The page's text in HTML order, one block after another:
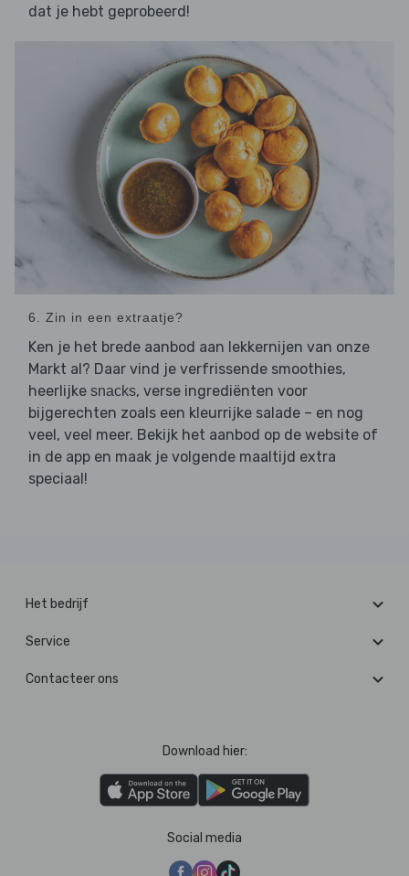
dat je hebt geprobeerd!
6. Zin in een extraatje?
Ken je het brede aanbod aan lekkernijen van onze
Markt al? Daar vind je verfrissende smoothies,
heerlijke snacks, verse ingrediënten voor
bijgerechten zoals een kleurrijke salade – en nog
veel, veel meer. Bekijk het aanbod op de website of
in de app en maak je volgende maaltijd extra
speciaal!
Het bedrijf
Service
Contacteer ons
Download hier:
Social media